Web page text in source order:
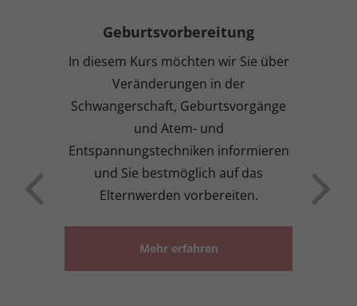
Geburtsvorbereitung
In diesem Kurs möchten wir Sie über
Veränderungen in der
Schwangerschaft, Geburtsvorgänge
und Atem- und
Entspannungstechniken informieren
und Sie bestmöglich auf das
Elternwerden vorbereiten.
Mehr erfahren